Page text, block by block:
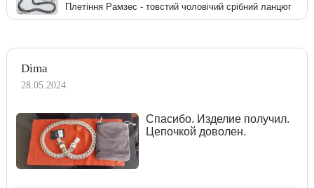
Плетіння Рамзес - товстий чоловічий срібний ланцюг
Dima
28.05.2024
Спасибо. Изделие получил.
Цепочкой доволен.